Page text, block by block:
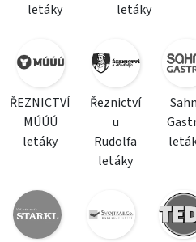
letáky
letáky
ŘEZNICTVÍ
MÚÚÚ
letáky
Řeznictví
u
Rudolfa
letáky